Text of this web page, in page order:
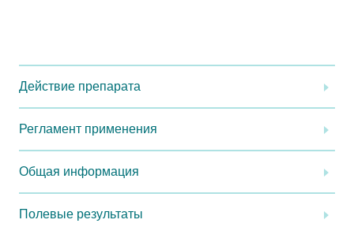
Действие препарата
Регламент применения
Общая информация
Полевые результаты